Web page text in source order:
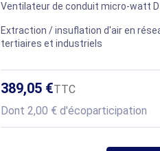
Ventilateur de conduit micro-watt
Extraction / insuflation d'air en
tertiaires et industriels
389,05 €TTC
Dont 2,00 € d'écoparticipation